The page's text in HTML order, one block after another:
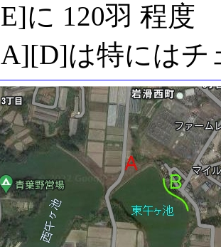
120羽 程度
は特にはチ